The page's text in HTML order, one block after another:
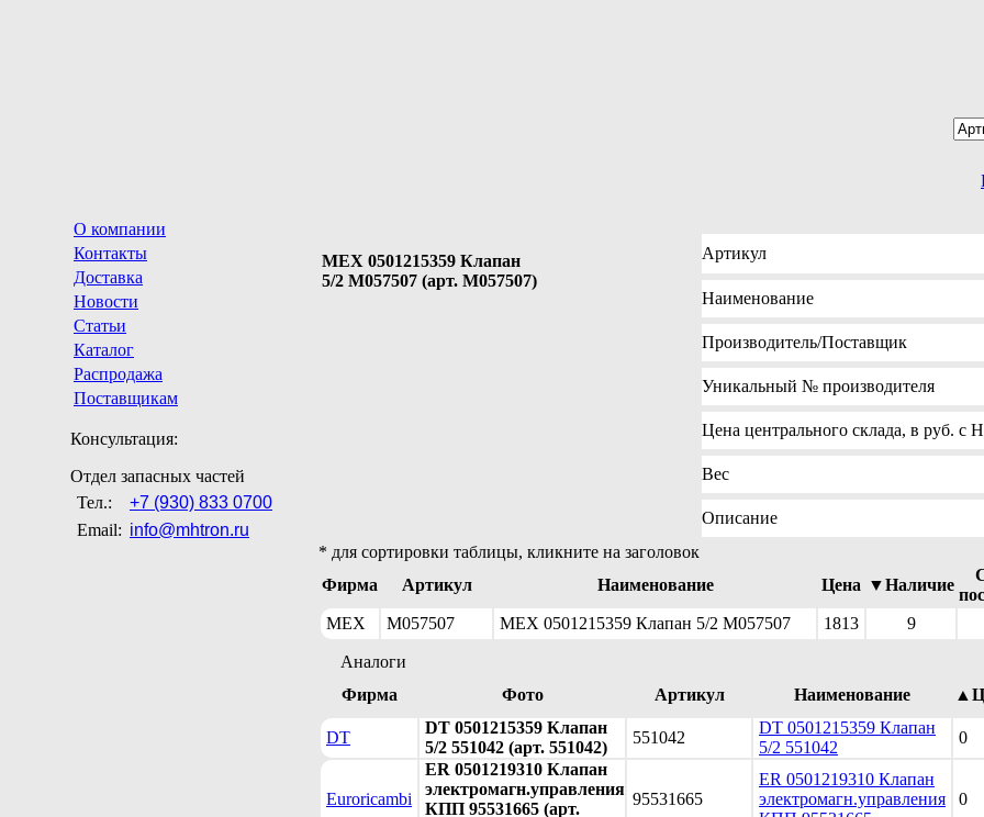
О компании
Контакты
Доставка
Новости
Статьи
Каталог
Распродажа
Поставщикам
Консультация:
Отдел запасных частей
Тел.:
+7 (930) 833 0700
Email: info@mhtron.ru
MEX 0501215359 Клапан
5/2 M057507 (арт. M057507)
Артикул
Наименование
Производитель/Поставщик
Уникальный № производителя
Цена центрального склада, в руб. с
Вес
Описание
* для сортировки таблицы, кликните на заголовок
Фирма
Артикул Наименование Цена ▼Наличие
MEX
M057507 MEX 0501215359 Клапан 5/2 M057507 1813 9
Аналоги
Фирма
Фото Артикул Наименование
DT
DT 0501215359 Клапан
5/2 551042 (арт. 551042)
551042
DT 0501215359 Клапан
5/2 551042
0
Euroricambi
ER 0501219310 Клапан
электромагн.управления
КПП 95531665 (арт.
95531665
ER 0501219310 Клапан
электромагн.управления
0